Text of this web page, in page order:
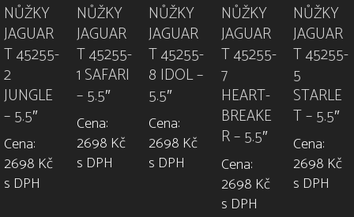
NŮŽKY
JAGUAR
T 45255-
2
JUNGLE
– 5.5″
Cena:
2698 Kč
s DPH
NŮŽKY
JAGUAR
T 45255-
1 SAFARI
– 5.5″
Cena:
2698 Kč
s DPH
NŮŽKY
JAGUAR
T 45255-
8 IDOL –
5.5″
Cena:
2698 Kč
s DPH
NŮŽKY
JAGUAR
T 45255-
7
HEART-
BREAKE
R – 5.5″
Cena:
2698 Kč
s DPH
NŮŽKY
JAGUAR
T 45255-
5
STARLE
T – 5.5″
Cena:
2698 Kč
s DPH